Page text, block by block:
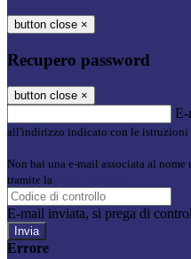
button close ×
Recupero password
button close ×
E-
all'indirizzo indicato con le istruzioni
Non hai una e-mail associata al
tramite la
E-mail inviata, si prega di
Errore